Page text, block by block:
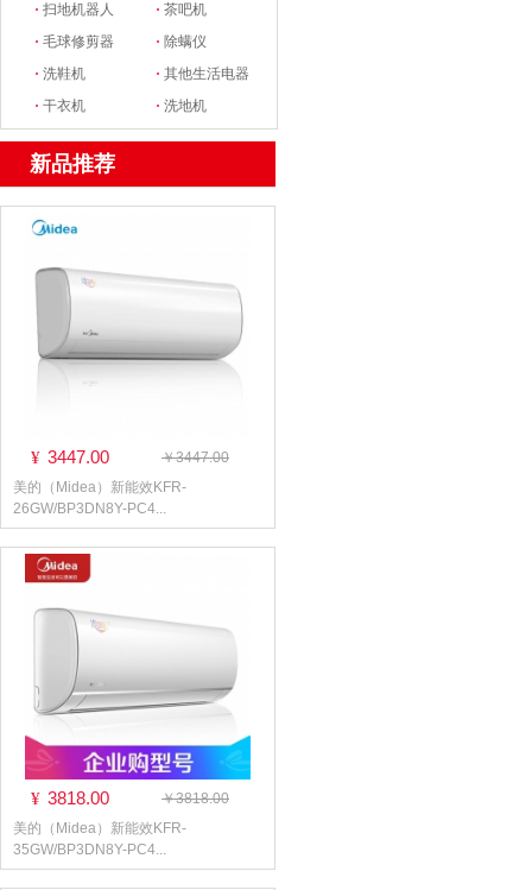
·扫地机器人 ·茶吧机
·毛球修剪器 · 除螨仪
·洗鞋机 ·其他生活电器
·干衣机 ·洗地机
新品推荐
¥ 3447.00
￥3447.00
美的（Midea）新能效KFR-
26GW/BP3DN8Y-PC4...
¥ 3818.00
￥3818.00
美的（Midea）新能效KFR-
35GW/BP3DN8Y-PC4...